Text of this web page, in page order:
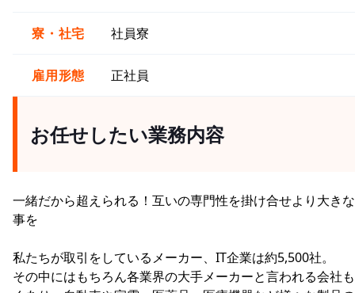
寮・社宅 社員寮
雇用形態 正社員
お任せしたい業務内容
一緒だから超えられる！互いの専門性を掛け合せより大き
事を
私たちが取引をしているメーカー、IT企業は約5,500社。
その中にはもちろん各業界の大手メーカーと言われる会社